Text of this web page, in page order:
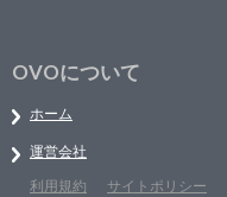
OVOについて
ホーム
運営会社
利用規約
サイトポリシー